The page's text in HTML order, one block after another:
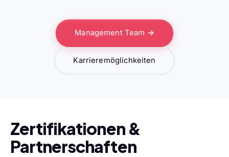
Management Team →
Karrieremöglichkeiten
Zertifikationen &
Partnerschaften